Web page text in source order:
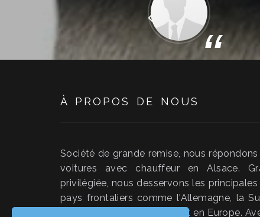
“
Précédent
À PROPOS DE NOUS
Société de grande remise, nous
voitures avec chauffeur en Alsace.
privilégiée, nous desservons les
pays frontaliers comme l'Allemagne, la
ainsi un service en France et en Europe.